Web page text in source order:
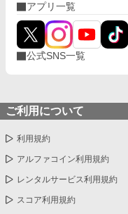
アプリ一覧
公式SNS一覧
ご利用について
利用規約
アルファコイン利用規約
レンタルサービス利用規約
スコア利用規約